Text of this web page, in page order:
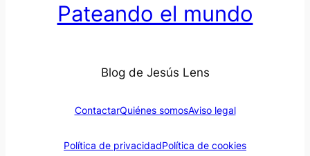
Pateando el mundo
Blog de Jesús Lens
ContactarQuiénes somosAviso legal
Política de privacidadPolítica de cookies